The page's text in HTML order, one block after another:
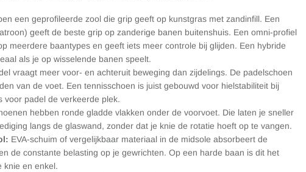
een geprofileerde zool die grip geeft op kunstgras met zandinfill. Een
geeft de beste grip op zanderige banen buitenshuis. Een omni-profiel
meerdere baantypes en geeft iets meer controle bij glijden. Een hybride
als je op wisselende banen speelt.
vraagt meer voor- en achteruit beweging dan zijdelings. De padelschoen
van de voet. Een tennisschoen is juist gebouwd voor hielstabiliteit bij
voor padel de verkeerde plek.
hebben ronde gladde vlakken onder de voorvoet. Die laten je sneller
langs de glaswand, zonder dat je knie de rotatie hoeft op te vangen.
EVA-schuim of vergelijkbaar materiaal in de midsole absorbeert de
de constante belasting op je gewrichten. Op een harde baan is dit het
knie en enkel.